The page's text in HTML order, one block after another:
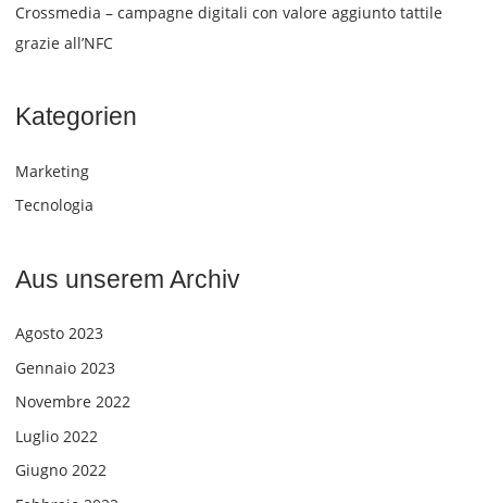
Crossmedia – campagne digitali con valore aggiunto tattile
grazie all’NFC
Kategorien
Marketing
Tecnologia
Aus unserem Archiv
Agosto 2023
Gennaio 2023
Novembre 2022
Luglio 2022
Giugno 2022